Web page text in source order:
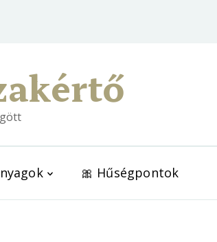
🎀 Hűségpontok